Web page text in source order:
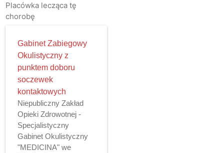
Placówka lecząca tę
chorobę
Gabinet Zabiegowy
Okulistyczny z
punktem doboru
soczewek
kontaktowych
Niepubliczny Zakład
Opieki Zdrowotnej -
Specjalistyczny
Gabinet Okulistyczny
"MEDICINA" we